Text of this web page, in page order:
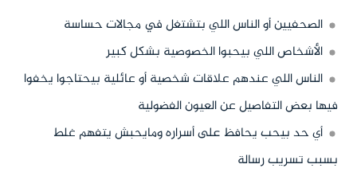
الصحفيين أو الناس اللي بتشتغل في مجالات حساسة
الأشخاص اللي بيحبوا الخصوصية بشكل كبير
الناس اللي عندهم علاقات شخصية أو عائلية بيحتاجوا يخفوا
فيها بعض التفاصيل عن العيون الفضولية
أي حد بيحب يحافظ على أسراره ومايحبش يتفهم غلط
بسبب تسريب رسالة